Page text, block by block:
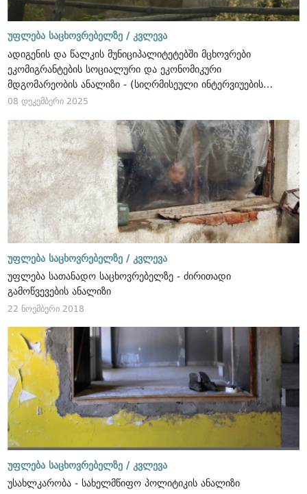
უფლება საცხოვრებელზე / კვლევა
ადიგენის და წალკის მუნიციპალიტეტებში მცხოვრები
ეკომიგრანტების სოციალური და ეკონომიკური
მდგომარეობის ანალიზი - (სიღრმისეული ინტერვიუების
მიგნებები), ოქტომბერი - ნოემბერი, 2024
08 დეკემბერი 2025
უფლება საცხოვრებელზე / კვლევა
უფლება სათანადო საცხოვრებელზე - ძირითადი
გამოწვევების ანალიზი
22 ნოემბერი 2018
უფლება საცხოვრებელზე / კვლევა
უსახლკარობა - სახელმწიფო პოლიტიკის ანალიზი